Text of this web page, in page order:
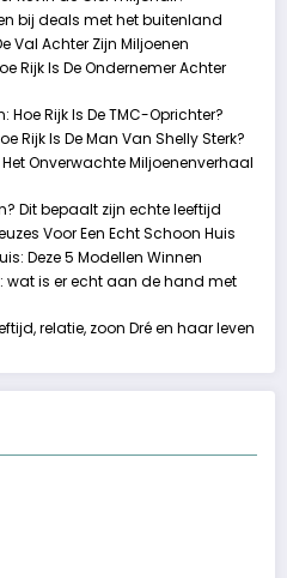
bij deals met het buitenland
Val Achter Zijn Miljoenen
Rijk Is De Ondernemer Achter
Rijk Is De TMC-Oprichter?
Rijk Is De Man Van Shelly Sterk?
Onverwachte Miljoenenverhaal
Dit bepaalt zijn echte leeftijd
Voor Een Echt Schoon Huis
Deze 5 Modellen Winnen
wat is er echt aan de hand met
relatie, zoon Dré en haar leven